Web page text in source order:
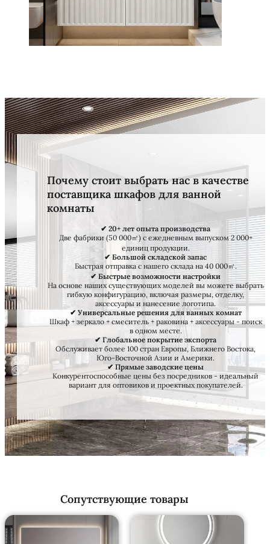
Почему стоит выбрать нас в качестве
поставщика шкафов для ванной
комнаты
✔ 20+ лет опыта производства
Две фабрики (50 000㎡) с ежедневным выпуском 2 000+
единиц продукции.
✔ Большой складской запас
Быстрая отправка с нашего склада на 40 000㎡.
✔ Быстрые возможности настройки
На основе наших существующих моделей вы можете выбрать
гибкую конфигурацию, включая размеры, отделку,
аксессуары и нанесение логотипа.
✔ Универсальные решения для ванных комнат
Шкаф + зеркало + смеситель + раковина + аксессуары - поиск
в одном месте.
✔ Глобальное покрытие экспорта
Обслуживает более 100 стран Европы, Ближнего Востока,
Юго-Восточной Азии и Америки.
✔ Прямые заводские цены
Конкурентоспособные цены без посредников - идеальный
вариант для оптовиков и проектных покупателей.
Сопутствующие товары